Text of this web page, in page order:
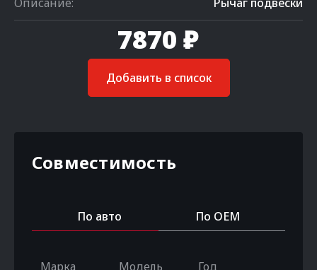
7870 ₽
Добавить в список
Совместимость
По авто По OEM
Марка Модель Год